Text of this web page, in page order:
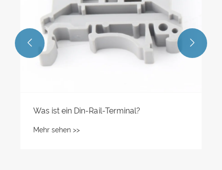
Was ist ein Din-Rail-Terminal?
Mehr sehen >>
 